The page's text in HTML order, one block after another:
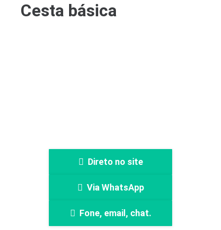
Cesta básica
Direto no site
Via WhatsApp
Fone, email, chat.